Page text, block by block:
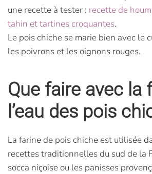
une recette à tester : recette de
tahin et tartines croquantes.
Le pois chiche se marie bien avec le
les poivrons et les oignons rouges.
Que faire avec la
l’eau des pois
La farine de pois chiche est utilisée
recettes traditionnelles du sud de la
socca niçoise ou les panisses